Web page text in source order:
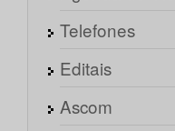
Telefones
Editais
Ascom